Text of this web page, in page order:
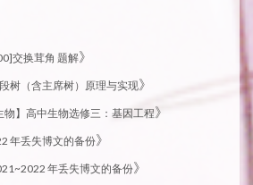
交换茸角 题解》
树（含主席树）原理与实现》
物】高中生物选修三：基因工程》
年丢失博文的备份》
年丢失博文的备份》